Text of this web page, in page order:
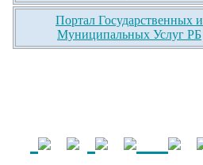
Портал Государственных и
Муниципальных Услуг РБ